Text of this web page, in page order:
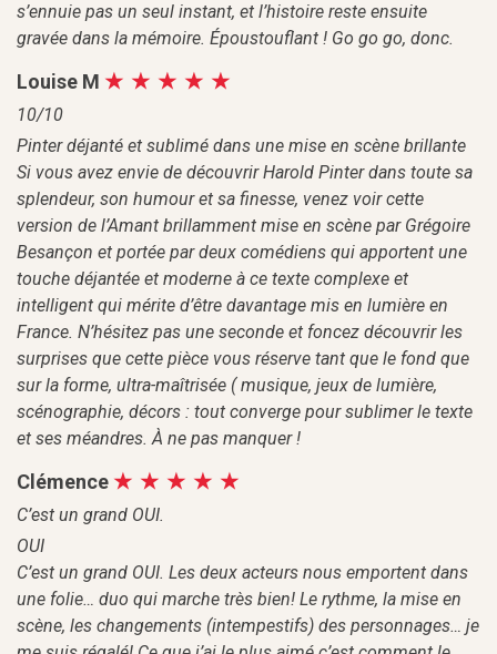
s’ennuie pas un seul instant, et l’histoire reste ensuite
gravée dans la mémoire. Époustouflant ! Go go go, donc.
Louise M
10/10
Pinter déjanté et sublimé dans une mise en scène brillante
Si vous avez envie de découvrir Harold Pinter dans toute sa
splendeur, son humour et sa finesse, venez voir cette
version de l’Amant brillamment mise en scène par Grégoire
Besançon et portée par deux comédiens qui apportent une
touche déjantée et moderne à ce texte complexe et
intelligent qui mérite d’être davantage mis en lumière en
France. N’hésitez pas une seconde et foncez découvrir les
surprises que cette pièce vous réserve tant que le fond que
sur la forme, ultra-maîtrisée ( musique, jeux de lumière,
scénographie, décors : tout converge pour sublimer le texte
et ses méandres. À ne pas manquer !
Clémence
C’est un grand OUI.
OUI
C’est un grand OUI. Les deux acteurs nous emportent dans
une folie… duo qui marche très bien! Le rythme, la mise en
scène, les changements (intempestifs) des personnages… je